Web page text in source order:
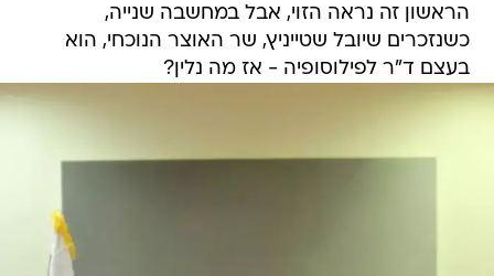
הראשון זה נראה הזוי, אבל במחשבה שנייה,
כשנזכרים שיובל שטייניץ, שר האוצר הנוכחי, הוא
בעצם ד"ר לפילוסופיה - אז מה נלין?